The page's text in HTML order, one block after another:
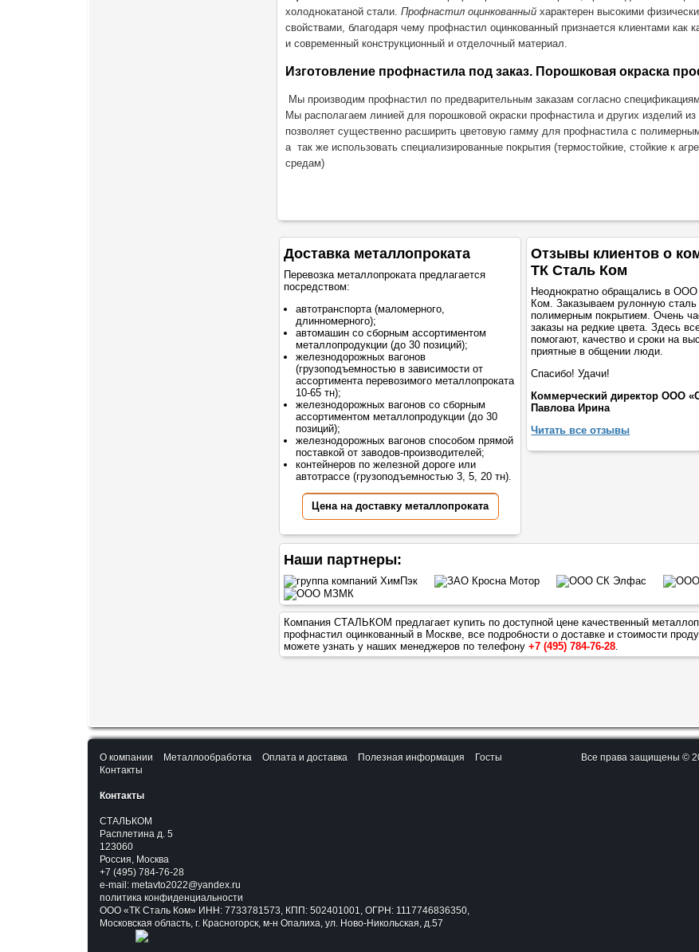
холоднокатаной стали. Профнастил оцинкованный характерен высокими
свойствами, благодаря чему профнастил оцинкованный признается клиентами как
и современный конструкционный и отделочный материал.
Изготовление профнастила под заказ. Порошковая окраска
Мы производим профнастил по предварительным заказам согласно спецификациям
Мы располагаем линией для порошковой окраски профнастила и других изделий
позволяет существенно расширить цветовую гамму для профнастила с
а так же использовать специализированные покрытия (термостойкие, стойкие к
средам)
Доставка металлопроката
Перевозка металлопроката предлагается
посредством:
автотранспорта (маломерного,
длинномерного);
автомашин со сборным ассортиментом
металлопродукции (до 30 позиций);
железнодорожных вагонов
(грузоподъемностью в зависимости от
ассортимента перевозимого металлопроката
10-65 тн);
железнодорожных вагонов со сборным
ассортиментом металлопродукции (до 30
позиций);
железнодорожных вагонов способом прямой
поставкой от заводов-производителей;
контейнеров по железной дороге или
автотрассе (грузоподъемностью 3, 5, 20 тн).
Цена на доставку металлопроката
Отзывы клиентов о
ТК Сталь Ком
Неоднократно обращались в
Ком. Заказываем рулонную сталь
полимерным покрытием. Очень
заказы на редкие цвета. Здесь
помогают, качество и сроки на
приятные в общении люди.
Спасибо! Удачи!
Коммерческий директор ООО
Павлова Ирина
Читать все отзывы
Наши партнеры:
Компания СТАЛЬКОМ предлагает купить по доступной цене качественный
профнастил оцинкованный в Москве, все подробности о доставке и стоимости
можете узнать у наших менеджеров по телефону +7 (495) 784-76-28.
О компании Металлообработка Оплата и доставка Полезная информация
Госты
Контакты
Контакты
СТАЛЬКОМ
Расплетина д. 5
123060
Россия, Москва
+7 (495) 784-76-28
e-mail: metavto2022@yandex.ru
политика конфиденциальности
ООО «ТК Сталь Ком» ИНН: 7733781573, КПП: 502401001, ОГРН: 1117746836350,
Московская область, г. Красногорск, м-н Опалиха, ул. Ново-Никольская, д.57
Все права защищены ©